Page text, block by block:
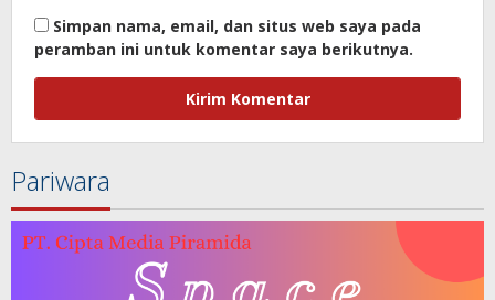
Simpan nama, email, dan situs web saya pada
peramban ini untuk komentar saya berikutnya.
Pariwara